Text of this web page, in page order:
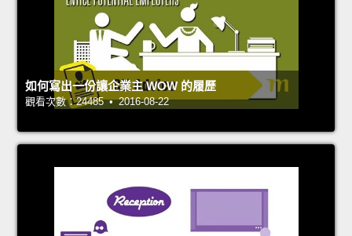
如何寫出一份讓企業主 WOW 的履歷
觀看次數：24485 • 2016-08-22